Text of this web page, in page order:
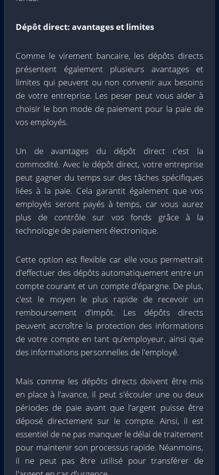
Dépôt direct: avantages et limites
Comme le virement bancaire, les dépôts directs
présentent également plusieurs avantages et
limites qui peuvent ou non convenir aux besoins
de votre entreprise. Les peser peut vous aider à
choisir le bon mode de paiement pour la paie de
vos employés.
Un deavantages du dépôt directc'est la
commodité. Avec le dépôt direct, votre entreprise
peut gagner du temps sur des tâches spécifiques
liées à la paie. Cela garantit également que vos
employés seront payés à temps, car vous aurez
plus de contrôle sur vos fonds grâce à la
technologie de paiement électronique.
Cette option est flexible car elle vous permettrait
d'effectuer des dépôts automatiquement entre un
compte courant et un compte d'épargne. De plus,
c'est le moyen le plus rapide de recevoir un
remboursement d'impôt. Les dépôts directs
peuvent accroître la protection des informations
de votre compte en tant qu'employeur, ainsi que
des informations personnelles de l'employé.
Mais comme les dépôts directs doivent être mis
en place à l'avance, il peut s'écouler une ou deux
périodes de paie avant que l'argent puisse être
déposé directement sur le compte. Ainsi, il est
essentiel de ne pas manquer le délai de traitement
pour maintenir son processus rapide. Néanmoins,
il ne peut pas être utilisé pour transférer de